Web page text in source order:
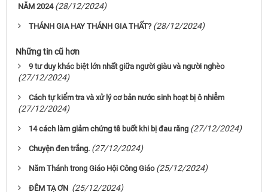
NĂM 2024 (28/12/2024)
THÁNH GIA HAY THÁNH GIA THẤT? (28/12/2024)
Những tin cũ hơn
9 tư duy khác biệt lớn nhất giữa người giàu và người nghèo
(27/12/2024)
Cách tự kiểm tra và xử lý cơ bản nước sinh hoạt bị ô nhiễm
(27/12/2024)
14 cách làm giảm chứng tê buốt khi bị đau răng (27/12/2024)
Chuyện đen trắng. (27/12/2024)
Năm Thánh trong Giáo Hội Công Giáo (25/12/2024)
ĐÊM TẠ ƠN (25/12/2024)